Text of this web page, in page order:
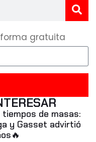
gratuita
tiempos de masas:
y Gasset advirtió